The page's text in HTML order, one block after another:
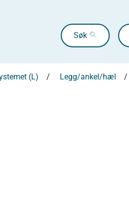
Søk
(L) Legg/ankel/hæl